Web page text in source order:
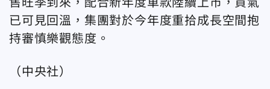
已可見回溫，集團對於今年度重拾成長空間抱
持審慎樂觀態度。
（中央社）